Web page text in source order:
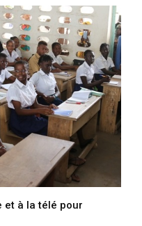
et à la télé pour